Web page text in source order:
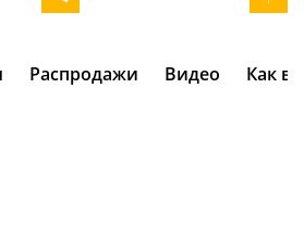
Распродажи Видео Как